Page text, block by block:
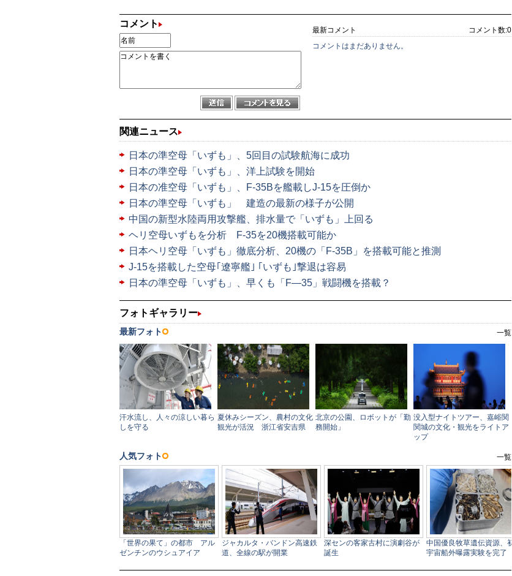
コメント
コメント数:0
最新コメント
コメントはまだありません。
関連ニュース
日本の準空母「いずも」、5回目の試験航海に成功
日本の準空母「いずも」、洋上試験を開始
日本の准空母「いずも」、F-35Bを艦載しJ-15を圧倒か
日本の準空母「いずも」 建造の最新の様子が公開
中国の新型水陸両用攻撃艦、排水量で「いずも」上回る
ヘリ空母いずもを分析 F-35を20機搭載可能か
日本ヘリ空母「いずも」徹底分析、20機の「F-35B」を搭載可能と推測
J-15を搭載した空母｢遼寧艦｣ ｢いずも｣撃退は容易
日本の準空母「いずも」、早くも「F―35」戦闘機を搭載？